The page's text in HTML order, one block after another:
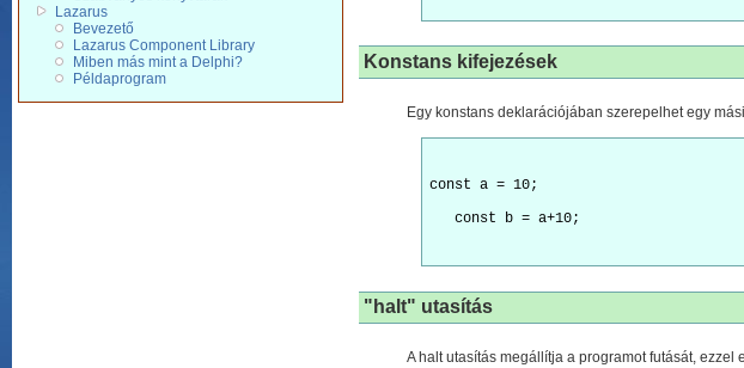
Lazarus
Bevezető
Lazarus Component Library
Miben más mint a Delphi?
Példaprogram
Konstans kifejezések
Egy konstans deklarációjában szerepelhet egy
const a = 10;
   const b = a+10;
"halt" utasítás
A halt utasítás megállítja a programot futását,